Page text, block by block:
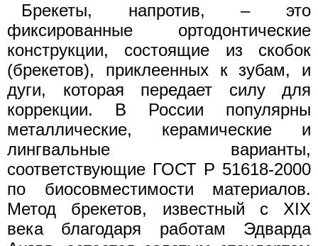
Брекеты, напротив, – это
фиксированные ортодонтические
конструкции, состоящие из скобок
(брекетов), приклеенных к зубам, и
дуги, которая передает силу для
коррекции. В России популярны
металлические, керамические и
лингвальные варианты,
соответствующие ГОСТ Р 51618-2000
по биосовместимости материалов.
Метод брекетов, известный с XIX
века благодаря работам Эдварда